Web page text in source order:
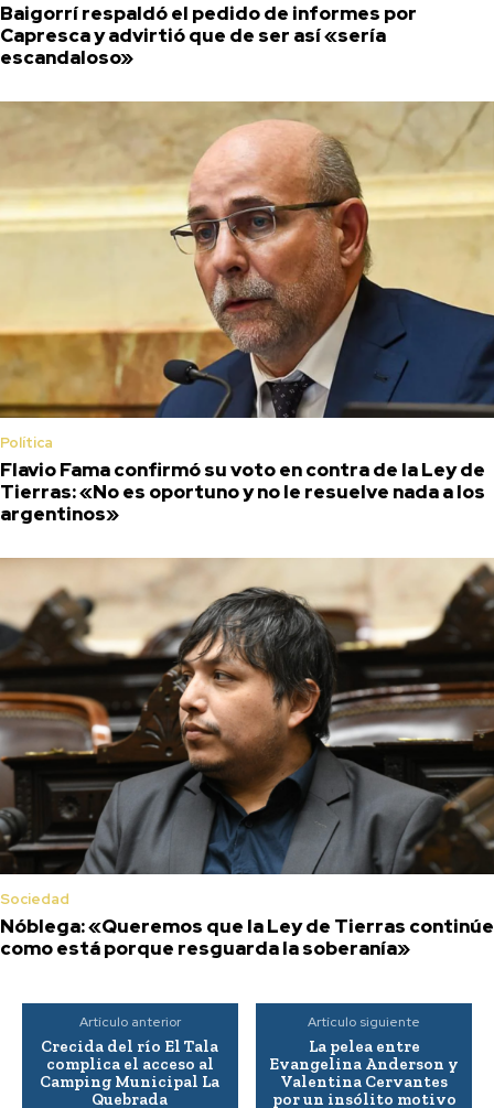
Baigorrí respaldó el pedido de informes por
Capresca y advirtió que de ser así «sería
escandaloso»
Política
Flavio Fama confirmó su voto en contra de la Ley de
Tierras: «No es oportuno y no le resuelve nada a los
argentinos»
Sociedad
Nóblega: «Queremos que la Ley de Tierras continúe
como está porque resguarda la soberanía»
Artículo anterior
Crecida del río El Tala
complica el acceso al
Camping Municipal La
Quebrada
Artículo siguiente
La pelea entre
Evangelina Anderson y
Valentina Cervantes
por un insólito motivo